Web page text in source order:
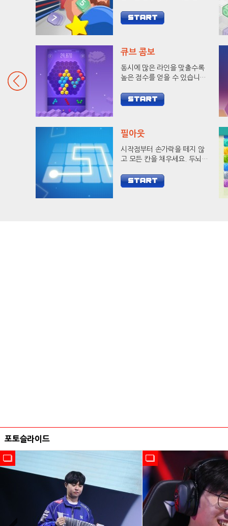
큐브 콤보
동시에 많은 라인을 맞출수록
높은 점수를 얻을 수 있습니다.
도전해 보세요.
필아웃
시작점부터 손가락을 떼지 않
고 모든 칸을 채우세요. 두뇌
당신의 두뇌를 개발하세요.
포토슬라이드